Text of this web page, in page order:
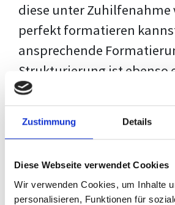
Zustimmung Details
Diese Webseite verwendet Cookies
Wir verwenden Cookies, um Inhalte
personalisieren, Funktionen für
diese unter Zuhilfenahme
perfekt formatieren
ansprechende
Strukturierung ist ebenso
wie der Inhalt selbst.
eigene Erwartungen, und
Schulung ist so
deiner individuellen
anstatt eine